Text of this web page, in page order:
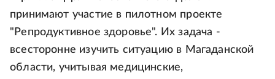
принимают участие в пилотном проекте
"Репродуктивное здоровье". Их задача -
всесторонне изучить ситуацию в Магаданской
области, учитывая медицинские,